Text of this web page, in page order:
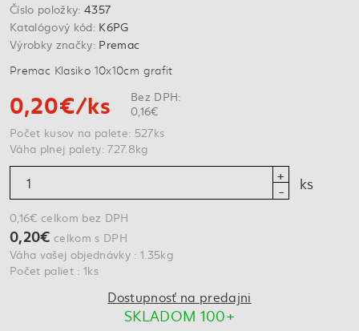
Číslo položky: 4357
Katalógový kód: K6PG
Výrobky značky: Premac
Premac Klasiko 10x10cm grafit
0,20€/ks
Bez DPH:
0,16€
Počet kusov na palete: 527ks
Váha plnej palety: 727.8kg
ks
0,16€ celkom bez DPH
0,20€ celkom s DPH
Váha vašej objednávky : 1.35kg
Počet paliet : 1ks
Dostupnosť na predajni
SKLADOM 100+